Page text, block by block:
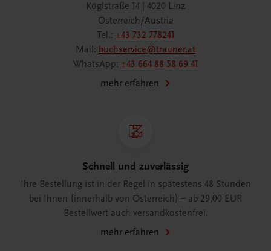
Köglstraße 14 | 4020 Linz
Österreich/Austria
Tel.: +43 732 778241
Mail: buchservice@trauner.at
WhatsApp: +43 664 88 58 69 41
mehr erfahren
Schnell und zuverlässig
Ihre Bestellung ist in der Regel in spätestens 48 Stunden
bei Ihnen (innerhalb von Österreich) – ab 29,00 EUR
Bestellwert auch versandkostenfrei.
mehr erfahren